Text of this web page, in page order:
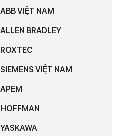
ABB VIỆT NAM
ALLEN BRADLEY
ROXTEC
SIEMENS VIỆT NAM
APEM
HOFFMAN
YASKAWA